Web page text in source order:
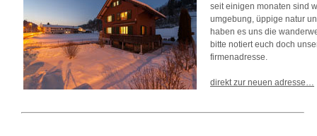
seit einigen monaten sind
umgebung, üppige natur
haben es uns die
bitte notiert euch doch
firmenadresse.
direkt zur neuen adresse…